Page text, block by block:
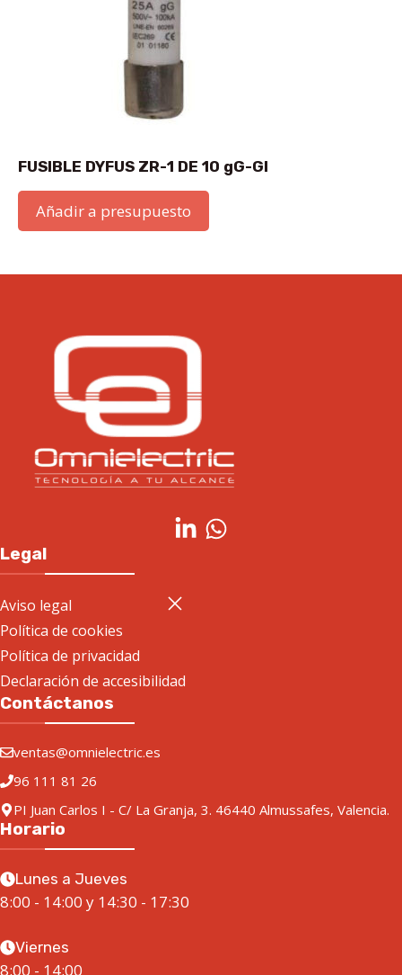
FUSIBLE DYFUS ZR-1 DE 10 gG-GI
Añadir a presupuesto
Legal
Aviso legal
Política de cookies
Política de privacidad
Declaración de accesibilidad
Contáctanos
ventas@omnielectric.es
96 111 81 26
PI Juan Carlos I - C/ La Granja, 3. 46440 Almussafes, Valencia.
Horario
Lunes a Jueves
8:00 - 14:00 y 14:30 - 17:30
Viernes
8:00 - 14:00